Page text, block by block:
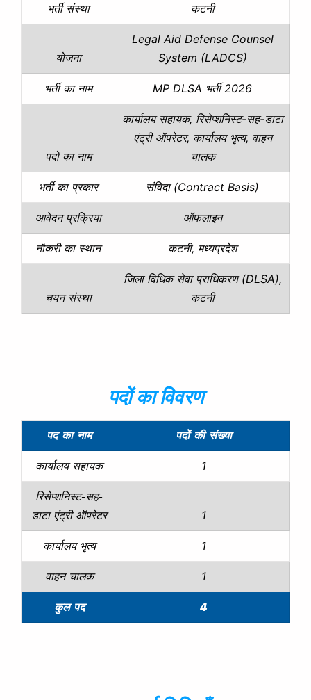
भर्ती संस्था
कटनी
योजना
Legal Aid Defense Counsel
System (LADCS)
भर्ती का नाम MP DLSA भर्ती 2026
पदों का नाम
कार्यालय सहायक, रिसेप्शनिस्ट-सह-डाटा
एंट्री ऑपरेटर, कार्यालय भृत्य, वाहन
चालक
भर्ती का प्रकार संविदा (Contract Basis)
आवेदन प्रक्रिया ऑफलाइन
नौकरी का स्थान कटनी, मध्यप्रदेश
चयन संस्था
जिला विधिक सेवा प्राधिकरण (DLSA),
कटनी
पदों का विवरण
पद का नाम पदों की संख्या
कार्यालय सहायक 1
रिसेप्शनिस्ट-सह-
डाटा एंट्री ऑपरेटर
1
कार्यालय भृत्य 1
वाहन चालक 1
कुल पद 4